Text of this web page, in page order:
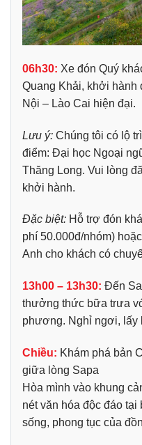
06h30: Xe đón Quý
Quang Khải, khởi hành
Nội – Lào Cai hiện đại.
Lưu ý: Chúng tôi có lộ
điểm: Đại học Ngoại
Thăng Long. Vui lòng
khởi hành.
Đặc biệt: Hỗ trợ đón
phí 50.000đ/nhóm)
Anh cho khách có
13h00 – 13h30: Đến
thưởng thức bữa trưa
phương. Nghỉ ngơi, lấy
Chiều: Khám phá bản
giữa lòng Sapa
Hòa mình vào khung
nét văn hóa độc đáo tại
sống, phong tục của